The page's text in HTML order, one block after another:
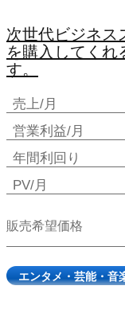
次世代ビジネス
を購入してくれ
す。
売上/月
営業利益/月
年間利回り
PV/月
販売希望価格
エンタメ・芸能・音